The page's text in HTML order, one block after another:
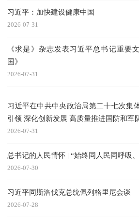
习近平：加快建设健康中国
2026-07-31
《求是》杂志发表习近平总书记重要
国》
2026-07-31
习近平在中共中央政治局第二十七次集
引领 深化创新发展 高质量推进国防和军
2026-07-31
总书记的人民情怀 | “始终同人民同呼吸
2026-07-30
习近平同斯洛伐克总统佩列格里尼会谈
2026-07-28